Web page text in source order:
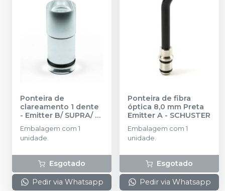
Ponteira de
clareamento 1 dente
- Emitter B/ SUPRA/ C/
- SCHUSTER
Embalagem com 1
unidade.
Esgotado
Pedir via Whatsapp
Ponteira de fibra
óptica 8,0 mm Preta
Emitter A - SCHUSTER
Embalagem com 1
unidade.
Esgotado
Pedir via Whatsapp